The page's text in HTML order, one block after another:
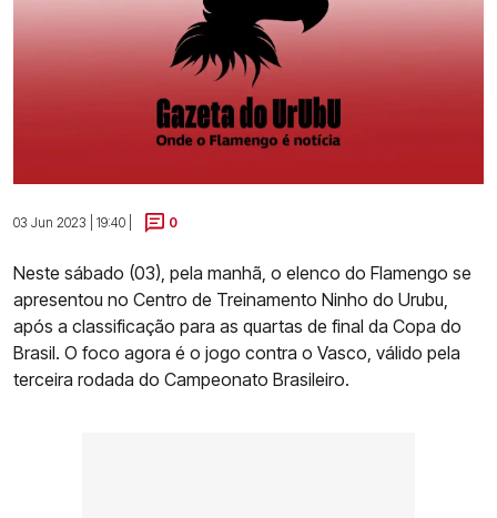
03 Jun 2023 | 19:40 | 0
Neste sábado (03), pela manhã, o elenco do Flamengo se
apresentou no Centro de Treinamento Ninho do Urubu,
após a classificação para as quartas de final da Copa do
Brasil. O foco agora é o jogo contra o Vasco, válido pela
terceira rodada do Campeonato Brasileiro.